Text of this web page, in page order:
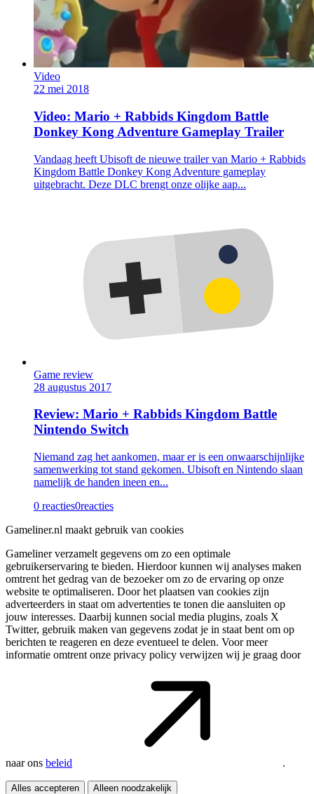
Video
22 mei 2018
Video: Mario + Rabbids Kingdom Battle
Donkey Kong Adventure Gameplay Trailer
Vandaag heeft Ubisoft de nieuwe trailer van Mario + Rabbids
Kingdom Battle Donkey Kong Adventure gameplay
uitgebracht. Deze DLC brengt onze olijke aap...
Game review
28 augustus 2017
Review: Mario + Rabbids Kingdom Battle
Nintendo Switch
Niemand zag het aankomen, maar er is een onwaarschijnlijke
samenwerking tot stand gekomen. Ubisoft en Nintendo slaan
namelijk de handen ineen en...
0 reacties0reacties
Gameliner.nl maakt gebruik van cookies
Gameliner verzamelt gegevens om zo een optimale
gebruikerservaring te bieden. Hierdoor kunnen wij analyses maken
omtrent het gedrag van de bezoeker om zo de ervaring op onze
website te optimaliseren. Door het plaatsen van cookies zijn
adverteerders in staat om advertenties te tonen die aansluiten op
jouw interesses. Daarbij kunnen social media plugins, zoals X
Twitter, gebruik maken van gegevens zodat je in staat bent om op
berichten te reageren en deze eventueel te delen. Voor meer
informatie omtrent onze privacy policy verwijzen wij je graag door
naar ons beleid .
Alles accepteren Alleen noodzakelijk